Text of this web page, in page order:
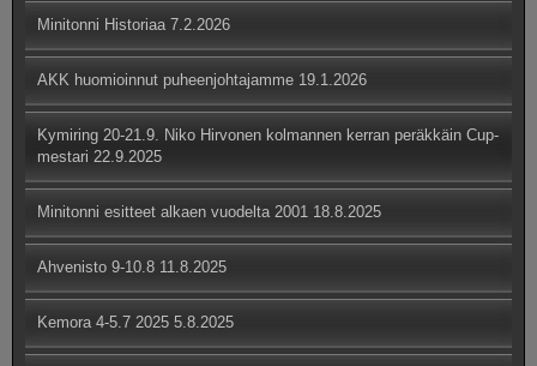
Minitonni Historiaa 7.2.2026
AKK huomioinnut puheenjohtajamme 19.1.2026
Kymiring 20-21.9. Niko Hirvonen kolmannen kerran peräkkäin Cup-
mestari 22.9.2025
Minitonni esitteet alkaen vuodelta 2001 18.8.2025
Ahvenisto 9-10.8 11.8.2025
Kemora 4-5.7 2025 5.8.2025